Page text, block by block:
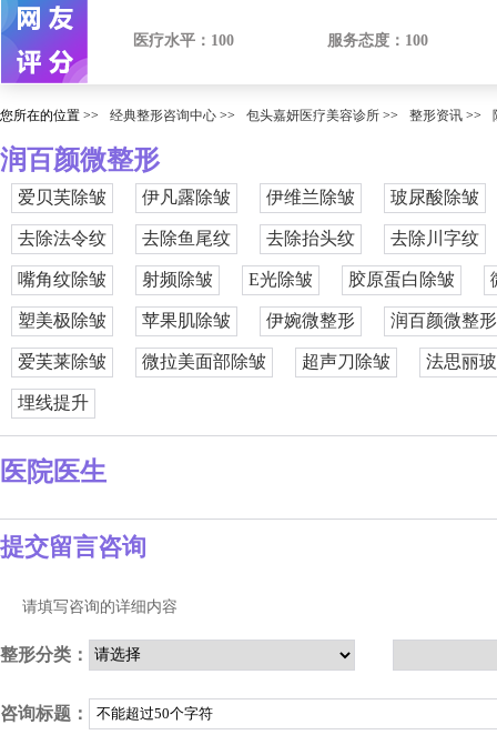
医疗水平： 100 服务态度： 100
您所在的位置 >> 经典整形咨询中心 >> 包头嘉妍医疗美容诊所 >> 整形资讯 >>
润百颜微整形
爱贝芙除皱 伊凡露除皱 伊维兰除皱 玻尿酸除皱
去除法令纹 去除鱼尾纹 去除抬头纹 去除川字纹
嘴角纹除皱 射频除皱 E光除皱 胶原蛋白除皱
塑美极除皱 苹果肌除皱 伊婉微整形 润百颜微整形
爱芙莱除皱 微拉美面部除皱 超声刀除皱 法思丽
埋线提升
医院医生
提交留言咨询
请填写咨询的详细内容
整形分类：
咨询标题：